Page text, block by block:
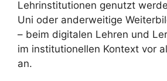
Lehrinstitutionen genutzt
Uni oder anderweitige
– beim digitalen Lehren und
im institutionellen Kontext vor
an.